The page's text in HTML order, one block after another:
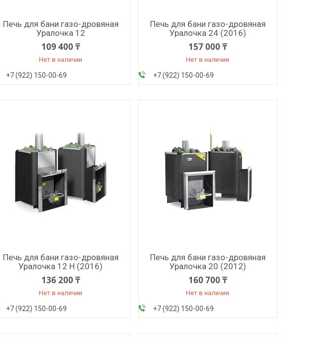
Печь для бани газо-дровяная
Уралочка 12
109 400 ₸
Нет в наличии
+7 (922) 150-00-69
Печь для бани газо-дровяная
Уралочка 24 (2016)
157 000 ₸
Нет в наличии
+7 (922) 150-00-69
Печь для бани газо-дровяная
Уралочка 12 Н (2016)
136 200 ₸
Нет в наличии
+7 (922) 150-00-69
Печь для бани газо-дровяная
Уралочка 20 (2012)
160 700 ₸
Нет в наличии
+7 (922) 150-00-69